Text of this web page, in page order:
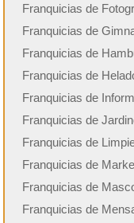
Franquicias de
Franquicias de
Franquicias de
Franquicias de
Franquicias de
Franquicias de
Franquicias de
Franquicias de
Franquicias de
Franquicias de